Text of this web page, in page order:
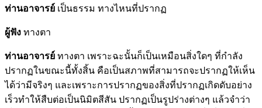
ท่านอาจารย์ เป็นธรรม ทางไหนที่ปรากฏ
ผู้ฟัง ทางตา
ท่านอาจารย์ ทางตา เพราะฉะนั้นก็เป็นเหมือนสิ่งใดๆ ที่กำลัง
ปรากฏในขณะนี้ทั้งสิ้น คือเป็นสภาพที่สามารถจะปรากฏให้เห็น
ได้ว่ามีจริงๆ และเพราะการปรากฏของสิ่งที่ปรากฏเกิดดับอย่าง
เร็วทำให้สืบต่อเป็นนิมิตสีสัน ปรากฏเป็นรูปร่างต่างๆ แล้วจำว่า